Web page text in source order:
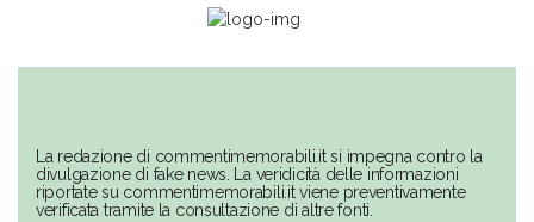
La redazione di commentimemorabili.it si impegna contro la
divulgazione di fake news. La veridicità delle informazioni
riportate su commentimemorabili.it viene preventivamente
verificata tramite la consultazione di altre fonti.